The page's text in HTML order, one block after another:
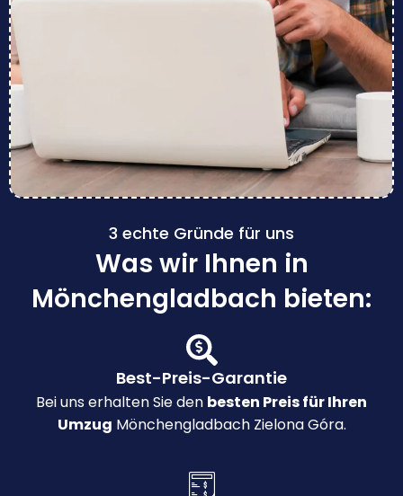
3 echte Gründe für uns
Was wir Ihnen in
Mönchengladbach bieten:
Best-Preis-Garantie
Bei uns erhalten Sie den besten Preis für Ihren
Umzug Mönchengladbach Zielona Góra.